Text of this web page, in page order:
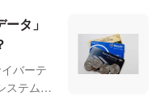
タ」
バーテ
ステムが